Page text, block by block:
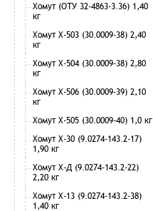
Хомут (ОТУ 32-4863-3.36) 1,40
кг
Хомут Х-503 (30.0009-38) 2,40
кг
Хомут Х-504 (30.0009-38) 2,80
кг
Хомут Х-506 (30.0009-39) 2,10
кг
Хомут Х-505 (30.0009-40) 1,0 кг
Хомут Х-30 (9.0274-143.2-17)
1,90 кг
Хомут Х-Д (9.0274-143.2-22)
2,20 кг
Хомут Х-13 (9.0274-143.2-38)
1,40 кг